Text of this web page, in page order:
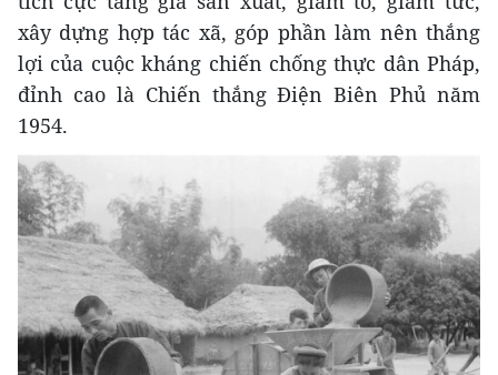
xây dựng hợp tác xã, góp phần làm nên thắng
lợi của cuộc kháng chiến chống thực dân Pháp,
đỉnh cao là Chiến thắng Điện Biên Phủ năm
1954.